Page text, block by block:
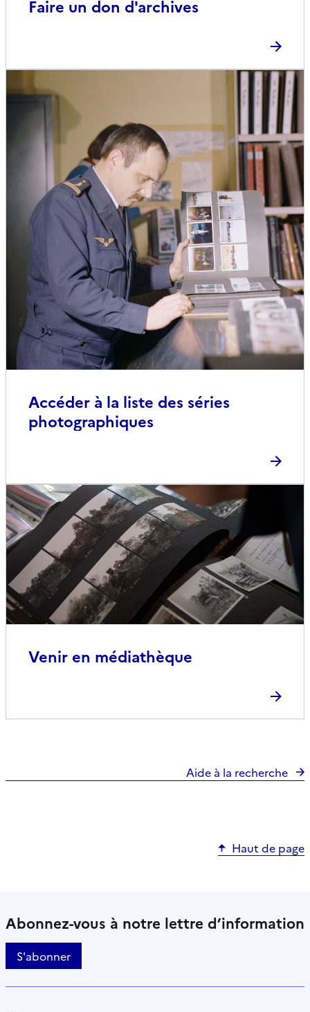
Faire un don d'archives
Accéder à la liste des séries
photographiques
Venir en médiathèque
Aide à la recherche
Haut de page
Abonnez-vous à notre lettre d’information
S'abonner